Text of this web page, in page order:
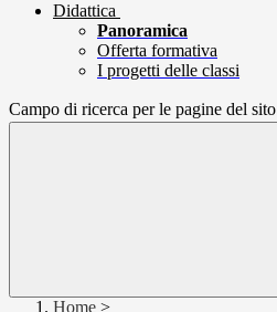
Didattica
Panoramica
Offerta formativa
I progetti delle classi
Campo di ricerca per le pagine del sito
Home >